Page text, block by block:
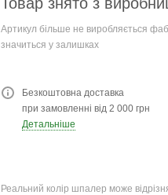
Артикул більше не виробляється
значиться у залишках
Безкоштовна доставка
при замовленні від 2 000 грн
Детальніше
Реальний колір шпалер може